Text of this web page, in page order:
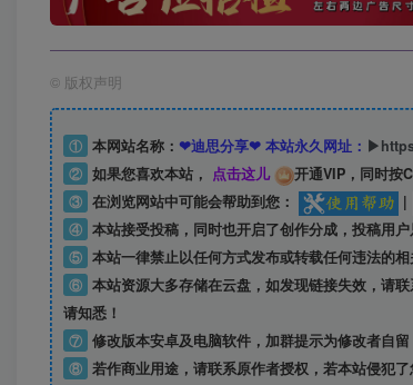
© 版权声明
① 本网站名称： ❤迪思分享❤ 本站永久网址：
② 如果您喜欢本站， 点击这儿
开通VIP，同时按
③ 在浏览网站中可能会帮助到您： |
④ 本站接受投稿，同时也开启了创作分成，投稿用户
⑤ 本站一律禁止以任何方式发布或转载任何违法的
⑥ 本站资源大多存储在云盘，如发现链接失效，请
请知悉！
⑦ 修改版本安卓及电脑软件，加群提示为修改者自留
⑧ 若作商业用途，请联系原作者授权，若本站侵犯